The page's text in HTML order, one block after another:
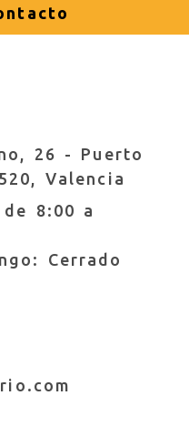
26 - Puerto
Valencia
8:00 a
Cerrado